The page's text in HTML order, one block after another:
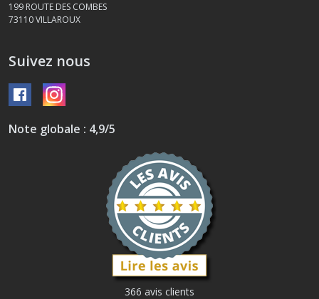
199 ROUTE DES COMBES
73110VILLAROUX
Suivez nous
Note globale : 4,9/5
366 avis clients